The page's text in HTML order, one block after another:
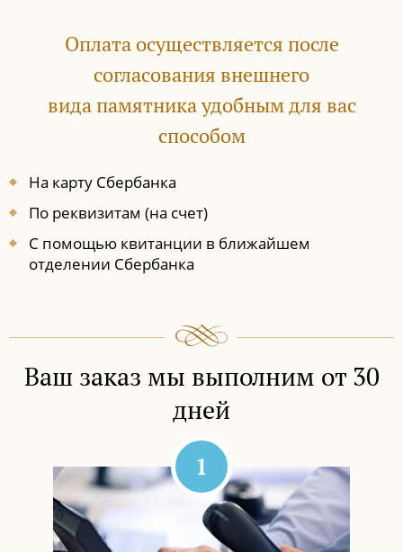
Оплата осуществляется после
согласования внешнего
вида памятника удобным для вас
способом
На карту Сбербанка
По реквизитам (на счет)
С помощью квитанции в ближайшем
отделении Сбербанка
Ваш заказ мы выполним от 30
дней
1